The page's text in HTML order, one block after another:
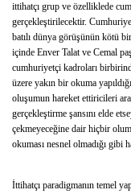
ittihatçı grup ve özelliklede
gerçekleştirilecektir.
batılı dünya görüşünün kötü
içinde Enver Talat ve Cemal
cumhuriyetçi kadroları
üzere yakın bir okuma
oluşumun hareket ettiricileri
gerçekleştirme şansını elde
çekmeyeceğine dair hiçbir
okuması nesnel olmadığı gibi
İttihatçı paradigmanın temel